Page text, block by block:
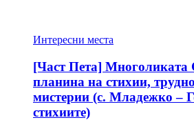
Интересни места
[Част Пета] Многоликата
планина на стихии,
мистерии (с. Младежко –
стихиите)